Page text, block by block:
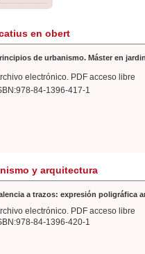
en obert
de urbanismo. Máster en
electrónico. PDF acceso libre
84-1396-417-1
y arquitectura
a trazos: expresión poligráfica
electrónico. PDF acceso libre
84-1396-420-1